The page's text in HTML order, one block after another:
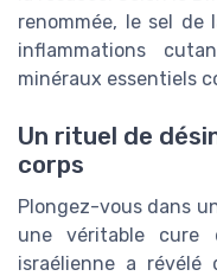
renommée, le sel
inflammations
minéraux essentiels
Un rituel de
corps
Plongez-vous dans
une véritable cure
israélienne a révélé